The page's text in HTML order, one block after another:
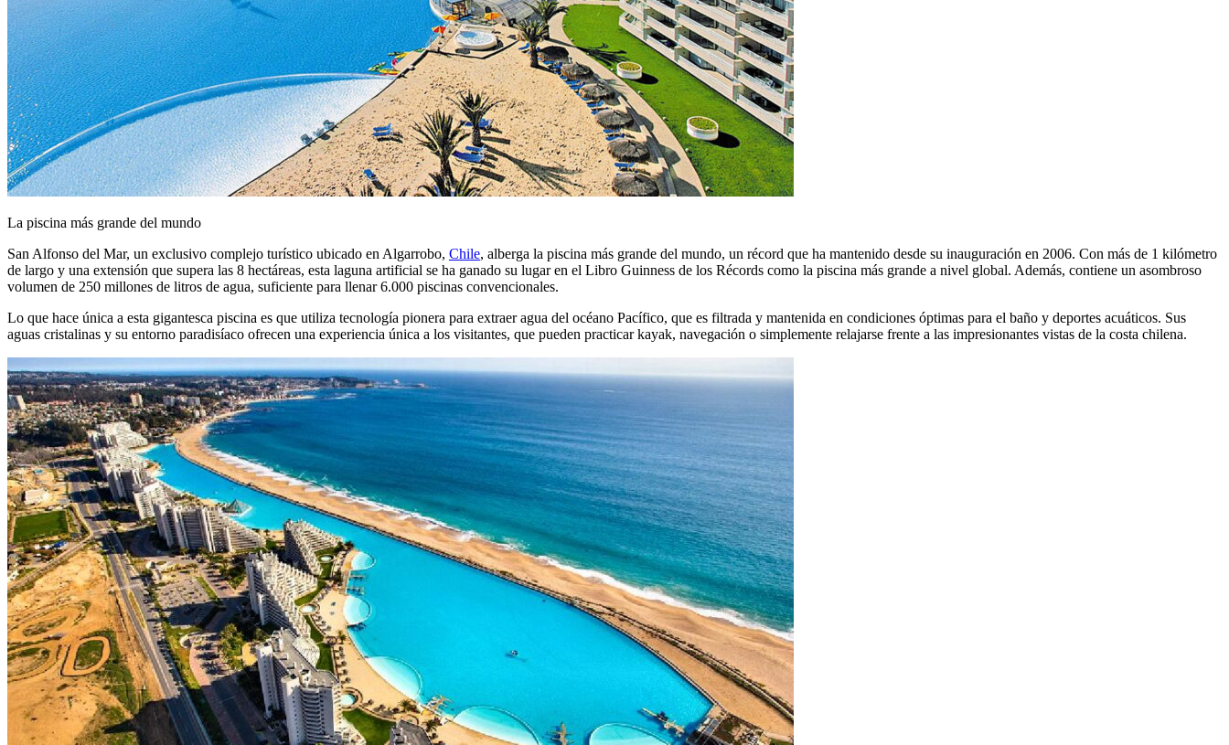
La piscina más grande del mundo
San Alfonso del Mar, un exclusivo complejo turístico ubicado en Algarrobo, Chile, alberga la piscina más grande del mundo, un récord que ha mantenido desde su inauguración en 2006. Con más de 1 kilómetro
de largo y una extensión que supera las 8 hectáreas, esta laguna artificial se ha ganado su lugar en el Libro Guinness de los Récords como la piscina más grande a nivel global. Además, contiene un asombroso
volumen de 250 millones de litros de agua, suficiente para llenar 6.000 piscinas convencionales.
Lo que hace única a esta gigantesca piscina es que utiliza tecnología pionera para extraer agua del océano Pacífico, que es filtrada y mantenida en condiciones óptimas para el baño y deportes acuáticos. Sus
aguas cristalinas y su entorno paradisíaco ofrecen una experiencia única a los visitantes, que pueden practicar kayak, navegación o simplemente relajarse frente a las impresionantes vistas de la costa chilena.